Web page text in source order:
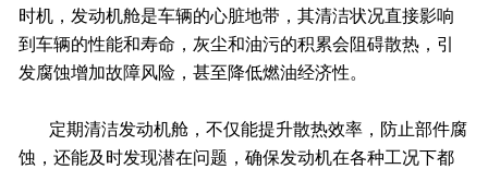
时机，发动机舱是车辆的心脏地带，其清洁状况直接影响
到车辆的性能和寿命，灰尘和油污的积累会阻碍散热，引
发腐蚀增加故障风险，甚至降低燃油经济性。
定期清洁发动机舱，不仅能提升散热效率，防止部件腐
蚀，还能及时发现潜在问题，确保发动机在各种工况下都